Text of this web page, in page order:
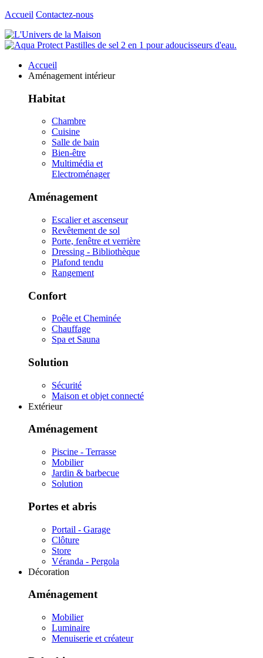
Accueil Contactez-nous
Accueil
Aménagement intérieur
Habitat
Chambre
Cuisine
Salle de bain
Bien-être
Multimédia et
Electroménager
Aménagement
Escalier et ascenseur
Revêtement de sol
Porte, fenêtre et verrière
Dressing - Bibliothèque
Plafond tendu
Rangement
Confort
Poêle et Cheminée
Chauffage
Spa et Sauna
Solution
Sécurité
Maison et objet connecté
Extérieur
Aménagement
Piscine - Terrasse
Mobilier
Jardin & barbecue
Solution
Portes et abris
Portail - Garage
Clôture
Store
Véranda - Pergola
Décoration
Aménagement
Mobilier
Luminaire
Menuiserie et créateur